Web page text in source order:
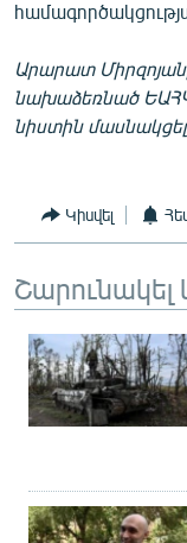
Արարատ
նախաձեռնած
նիստին
Կիսվել
Շարունակել